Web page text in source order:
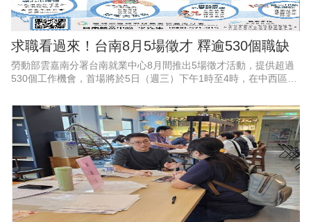
求職看過來！台南8月5場徵才 釋逾530個職缺
勞動部雲嘉南分署台南就業中心8月間推出5場徵才活動，提供超過
530個工作機會，首場將於5日（週三）下午1時至4時，在中西區公
家企業現場徵才、